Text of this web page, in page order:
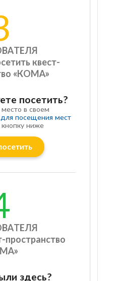
квест-
«КОМА»
посетить?
в своем
посещения мест
ниже
пространство
здесь?